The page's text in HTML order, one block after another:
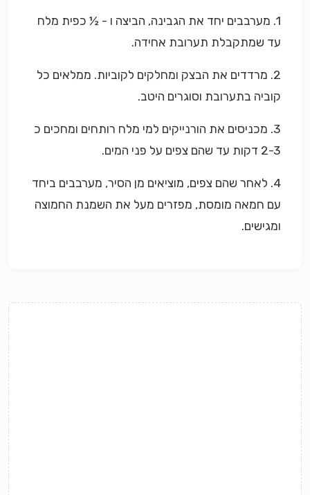
1. מערבבים יחד את הגבינה, הביצה ו - ½ כפית מלח
עד שמתקבלת תערובת אחידה.
2. מרדדים את הבצק ומחלקים לקוביות. ממלאים כל
קוביה בתערובת וסוגרים היטב.
3. מכניסים את הורנייקים למי מלח רותחים ומחכים כ
2-3 דקות עד שהם צפים על פני המים.
4. לאחר שהם צפים, מוציאים מן הסיר, מערבבים ביחד
עם חמאה מומסת, מפזרים מעל את השמנת החמוצה
ומגישים.